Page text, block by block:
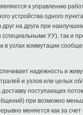
к управлению
устройства одного
на друга при
УУ), так и
узлах коммутации
надежность и
и узлов или целых
поступающих
при возможно
меняется как за